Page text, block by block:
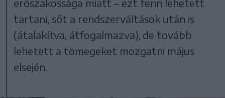
erőszakossága miatt – ezt fenn lehetett
tartani, sőt a rendszerváltások után is
(átalakítva, átfogalmazva), de tovább
lehetett a tömegeket mozgatni május
elsején.